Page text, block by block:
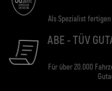
Als Spezialist
ABE - TÜV
Für über 20.000